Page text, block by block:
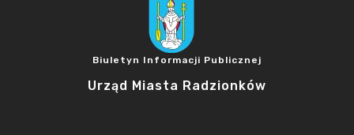
Biuletyn Informacji Publicznej
Urząd Miasta Radzionków